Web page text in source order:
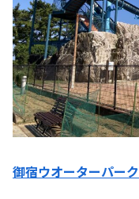
御宿ウオーターパーク